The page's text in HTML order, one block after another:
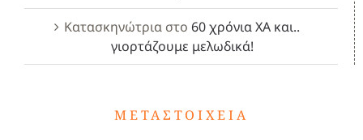
Κατασκηνώτρια στο 60 χρόνια ΧΑ και..
γιορτάζουμε μελωδικά!
ΜΕΤΑΣΤΟΙΧΕΊΑ